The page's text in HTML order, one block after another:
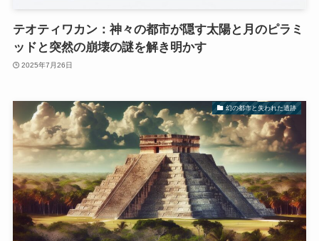
テオティワカン：神々の都市が隠す太陽と月のピラミ
ッドと突然の崩壊の謎を解き明かす
2025年7月26日
幻の都市と失われた遺跡